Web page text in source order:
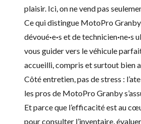
plaisir. Ici, on ne vend pas
Ce qui distingue MotoPro
dévoué·e·s et de technicien·ne·s
vous guider vers le véhicule
accueilli, compris et surtout bien
Côté entretien, pas de stress :
les pros de MotoPro Granby
Et parce que l’efficacité est au
pour consulter l’inventaire,